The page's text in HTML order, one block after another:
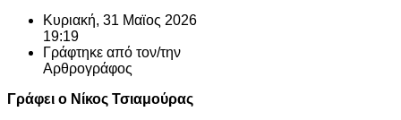
Κυριακή, 31 Μαϊος 2026
19:19
Γράφτηκε από τον/την
Αρθρογράφος
Γράφει ο Νίκος Τσιαμούρας